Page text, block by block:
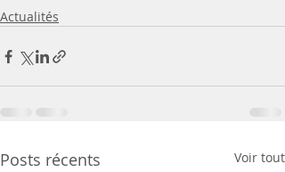
Actualités
Posts récents Voir tout